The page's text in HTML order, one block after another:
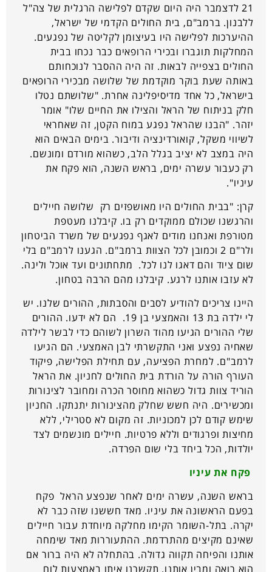
21 לדצמבר היה היום שקדם לפלישה הרגלית של צה"ל
ללבנון. ברמב"ם, בית החולים הקדמי של ישראל,
ההיערכות לפלישה היו בעיצומן לקליטה של נפגעים.
המחלקות תוגברו ובכירי הרופאים כבר נכחו בבית
החולים בצפייה לבאות. זה היה ההסבר לנוכחותם
באותה שעת בוקר מוקדמת של שלושה מבכירי הרופאים
בישראל, כל אחד מדיסיפלינה אחרת. "שלושתם נטלו
חלק בניתוח של הראל והצילו את החיים שלו" אומר
יזהר. "הבנו שהראל נפגע במוח הקטן, זה שאחראי
לשיווי משקל, קואורדינציה ודיבור. בימים הבאים הוא
היה במצב לא יציב בגלל הלב, כשהוא מורדם ומונשם.
רק כעבור עשרה ימים, בראש השנה, הוא פקח את
עיניו".
קרן: "בבית החולים היו מאושפזים רק שלושה חיילים
והרגשנו שכולם ממוקדים רק בו. קיבלנו מעטפת
מטורפת ואנחנו מודים לאגף נפגעים של משרד הביטחון
ולר"ם 2 וכמובן לכל הצוות ברמב"ם. הגענו לרמב"ם בלי
שום ציוד והם דאגו לנו לכל. מתחתונים ועד אוכל ולינה.
לא עזבו אותנו לרגע. קיבלנו מהם הרבה בטחון.
היינו צריכים להודיע לסבים והסבתות, ההורים שלנו. יש
לי ילדה בת 13 והאמצעי בן 19. הם לא ידעו. ההורים
שלי ההורים הגיעו מהוד השרון לשוהם כדי לבשר לילדה
שאחיה נפצע ואני התקשרתי לבן האמצעי. הם הגיעו
לרמב"ם. למחרת הפציעה, עם תחילת הפלישה, פיקוד
העורף הורה על הורדת בית החולים לחניון. את הראל
הוריד צוות גדול כשהוא מחוסר הכרה ומחובר לצינורות
ומכשירים. היה חשש שחלק מהצינורות יתנתקו. החניון
שימש קודם לכן למכוניות. זה מקום לא סטרילי, ללא
מחיצות ופרגודים וללא פרטיות. חיילים מונשמים לצד
יולדות, הכל ביחד בלי שום הפרדה.
פקח את עיניו
בראש השנה, עשרה ימים לאחר שנפצע הראל פקח
בפעם הראשונה את עיניו. מאד חששנו שזה כבר לא
יקרה. בתל-השומר הקימו מחלקה מיוחדת עבור חיילים
שאינם מקיצים מהתרדמת. ההתעוררות מאד שימחה
אותנו והפיחה תקווה גדולה. בהתחלה לא היה ברור אם
הוא רואה ומבין אותנו. תקשרנו איתו באמצעות לוח